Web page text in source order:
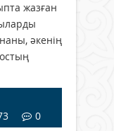
жазған
әкенің
0